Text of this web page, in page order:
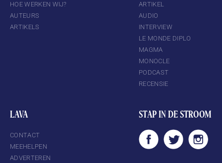
HOE WERKEN WIJ?
AUTEURS
ARTIKELS
ARTIKEL
AUDIO
INTERVIEW
LE MONDE DIPLO
MAGMA
MONOCLE
PODCAST
RECENSIE
LAVA
CONTACT
MEEHELPEN
ADVERTEREN
STAP IN DE STROOM